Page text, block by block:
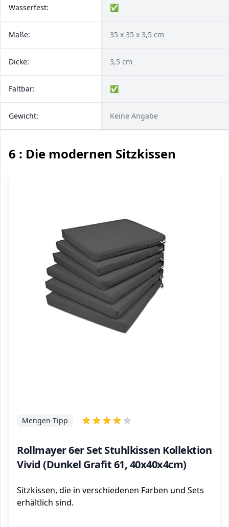
Wasserfest: ✅
Maße: 35 x 35 x 3,5 cm
Dicke: 3,5 cm
Faltbar: ✅
Gewicht: Keine Angabe
6 : Die modernen Sitzkissen
Rollmayer 6er Set Stuhlkissen Kollektion
Vivid (Dunkel Grafit 61, 40x40x4cm)
Mengen-Tipp
Sitzkissen, die in verschiedenen Farben und Sets
erhältlich sind.